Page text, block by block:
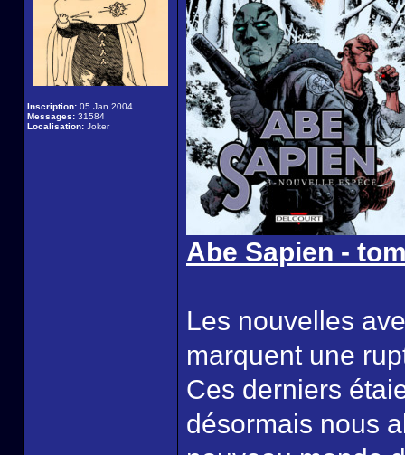
Inscription: 05 Jan 2004
Messages: 31584
Localisation: Joker
Abe Sapien -
Les nouvelles
marquent une
Ces derniers
désormais nous